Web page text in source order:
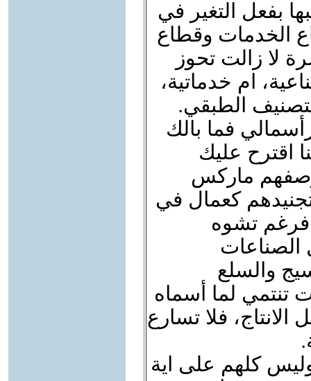
بفعل التغير في
الخدمات وقطاع
لا زالت تحوز
ام خدماتية،
الطبقي.
فما بالك
اقترح عليك
وصفهم ماركس
كعمال في
فرغم تشوه
الصناعات
والسلع
تنتمي لما أسماه
فلا تسارع
وليس كلهم على اية